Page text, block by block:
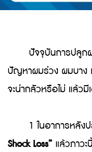
ปัจจุบันการปลูกผ
ปัญหาผมร่วง ผมบาง
จะน่ากลัวหรือไม่ แล้วมี
1 ในอาการหลังป
Shock Loss” แล้วภาว